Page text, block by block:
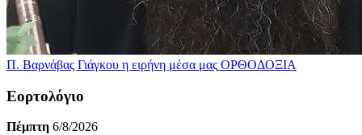
Π. Βαρνάβας Γιάγκου η ειρήνη μέσα μας ΟΡΘΟΔΟΞΙΑ
Εορτολόγιο
Πέμπτη 6/8/2026